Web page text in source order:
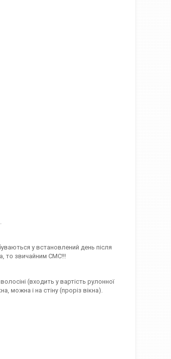
у встановлений день після
то звичайним СМС!!!
(входить у вартість рулонної
можна і на стіну (проріз вікна).